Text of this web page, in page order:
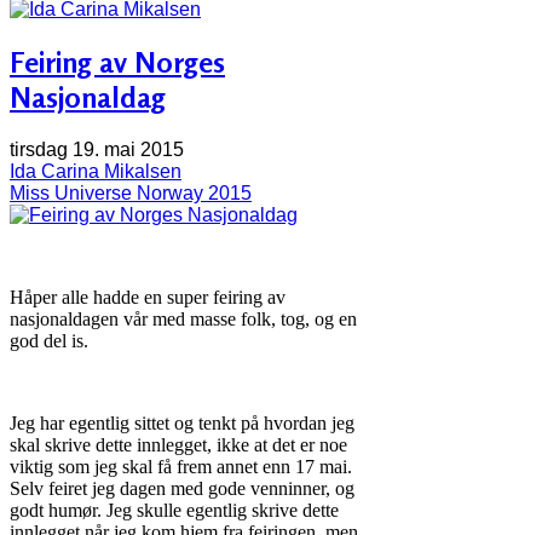
Feiring av Norges
Nasjonaldag
tirsdag 19. mai 2015
Ida Carina Mikalsen
Miss Universe Norway 2015
Håper alle hadde en super feiring av
nasjonaldagen vår med masse folk, tog, og en
god del is.
Jeg har egentlig sittet og tenkt på hvordan jeg
skal skrive dette innlegget, ikke at det er noe
viktig som jeg skal få frem annet enn 17 mai.
Selv feiret jeg dagen med gode venninner, og
godt humør. Jeg skulle egentlig skrive dette